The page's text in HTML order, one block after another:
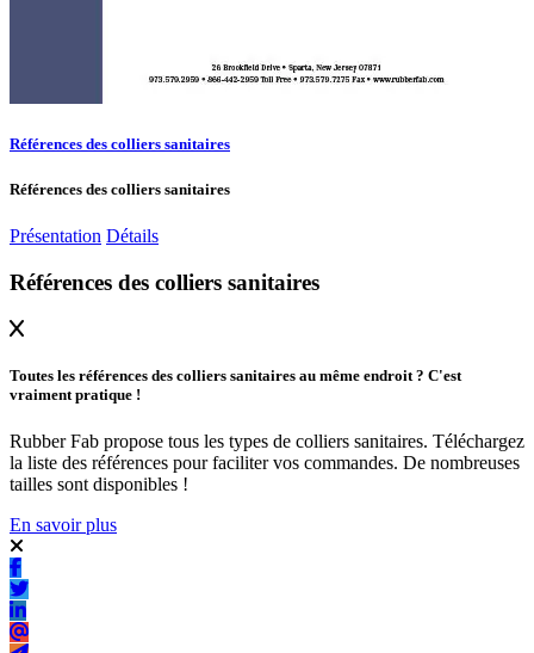
Références des colliers sanitaires
Références des colliers sanitaires
Présentation Détails
Références des colliers sanitaires
Toutes les références des colliers sanitaires au même endroit ? C'est
vraiment pratique !
Rubber Fab propose tous les types de colliers sanitaires. Téléchargez
la liste des références pour faciliter vos commandes. De nombreuses
tailles sont disponibles !
En savoir plus